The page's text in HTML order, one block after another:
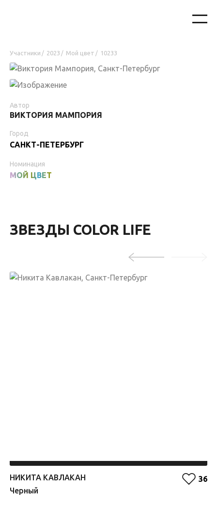
Участники / 2023 / Мой цвет / 10233
Автор
ВИКТОРИЯ МАМПОРИЯ
Город
САНКТ-ПЕТЕРБУРГ
Номинация
МОЙ ЦВЕТ
ЗВЕЗДЫ COLOR LIFE
НИКИТА КАВЛАКАН
36
Черный